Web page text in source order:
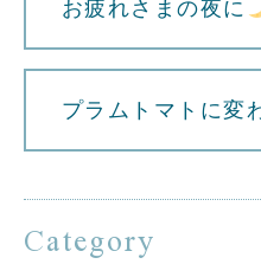
お疲れさまの夜に
プラムトマトに変
Category